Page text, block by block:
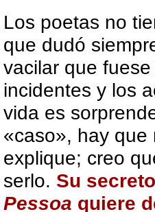
Los poetas no
que dudó
vacilar que
incidentes y los
vida es
«caso», hay que
explique; creo
serlo. Su
Pessoa quiere